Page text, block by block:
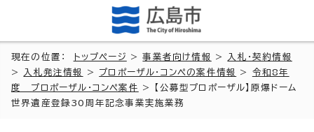
現在の位置： トップページ >事業者向け情報 >
入札・契約情報
>
入札発注情報 > プロポーザル・コンペの案件情報 > 令和8年
度 プロポーザル・コンペ案件
> 【公募型プロポーザル】原爆ドーム
世界遺産登録30周年記念事業実施業務